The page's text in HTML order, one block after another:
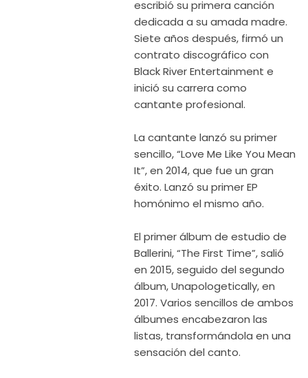
escribió su primera canción
dedicada a su amada madre.
Siete años después, firmó un
contrato discográfico con
Black River Entertainment e
inició su carrera como
cantante profesional.
La cantante lanzó su primer
sencillo, “Love Me Like You Mean
It”, en 2014, que fue un gran
éxito. Lanzó su primer EP
homónimo el mismo año.
El primer álbum de estudio de
Ballerini, “The First Time”, salió
en 2015, seguido del segundo
álbum, Unapologetically, en
2017. Varios sencillos de ambos
álbumes encabezaron las
listas, transformándola en una
sensación del canto.